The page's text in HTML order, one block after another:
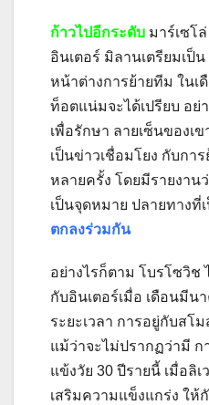
ก้าวไปอีกระดับ มาร์เซโ
อินเตอร์ มิลานเตรียมเป็
หน้าต่างการย้ายทีม ใน
ท็อตแน่มจะได้เปรียบ อย่
เพื่อรักษา ลายเซ็นของเ
เป็นข่าวเชื่อมโยง กับกา
หลายครั้ง โดยมีรายงาน
เป็นจุดหมาย ปลายทางที่
ตกลงร่วมกัน
อย่างไรก็ตาม โบรโซวิ
กับอินเตอร์เมื่อ เดือนมีน
ระยะเวลา การอยู่กับสโ
แม้ว่าจะไม่ปรากฏว่ามี
แข้งวัย 30 ปีรายนี้ เมื่อลิ
เสริมความแข็งแกร่ง ใ